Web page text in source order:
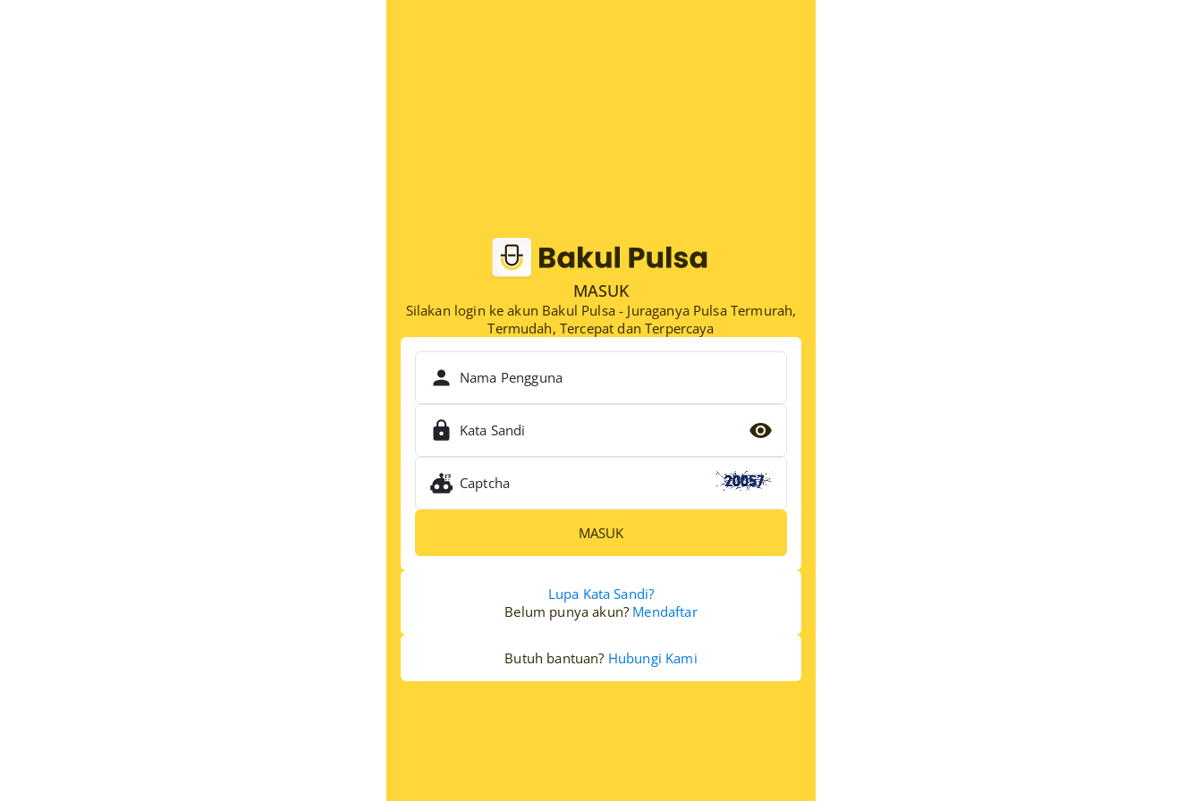
MASUK
Silakan login ke akun Bakul Pulsa - Juraganya Pulsa Termurah,
Termudah, Tercepat dan Terpercaya
Nama Pengguna
Kata Sandi
Captcha
MASUK
Lupa Kata Sandi?
Belum punya akun? Mendaftar
Butuh bantuan? Hubungi Kami